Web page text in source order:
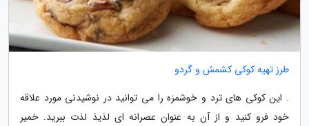
طرز تهیه کوکی کشمش و گردو
. این کوکی های ترد و خوشمزه را می توانید در نوشیدنی مورد علاقه
خود فرو کنید و از آن به عنوان عصرانه ای لذیذ لذت ببرید. خمیر